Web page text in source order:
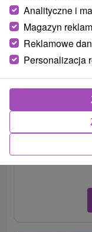
Chaty
Liptovský
Komfortne
malebnej obce
Analityczne i
Magazyn reklam
Reklamowe
Personalizacja